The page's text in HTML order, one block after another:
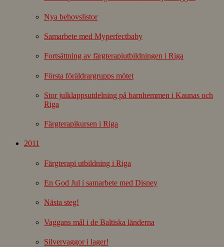
Nya behovslistor
Samarbete med Myperfectbaby
Fortsättning av färgterapiutbildningen i Riga
Första föräldrargrupps mötet
Stor julklappsutdelning på barnhemmen i Kaunas och
Riga
Färgterapikursen i Riga
2011
Färgterapi utbildning i Riga
En God Jul i samarbete med Disney
Nästa steg!
Vaggans mål i de Baltiska länderna
Silvervaggor i lager!